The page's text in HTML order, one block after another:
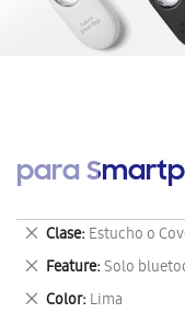
para
Clase Estucho o
Eliminar
este
artículo
Feature Solo
Eliminar
este
Color Lima
Eliminar